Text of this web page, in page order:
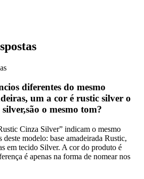
diferentes do mesmo
um a cor é rustic silver o
o mesmo tom?
Cinza Silver” indicam o mesmo
deste modelo: base amadeirada Rustic,
em tecido Silver. A cor do produto é
é apenas na forma de nomear nos